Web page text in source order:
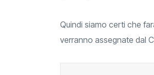
Quindi siamo certi che
verranno assegnate dal